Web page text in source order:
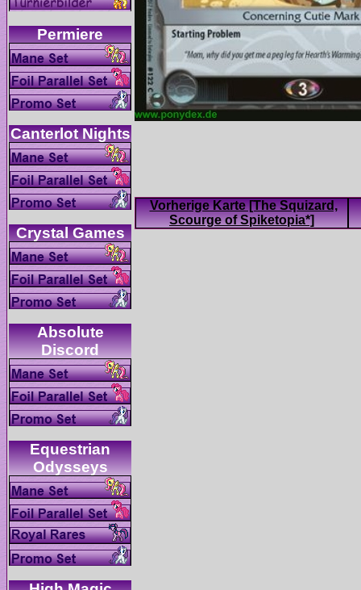
Absolute
Equestrian
Vorherige Karte [The Squizard,